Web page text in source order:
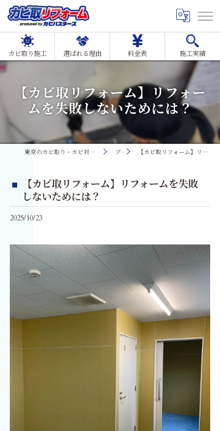
カビ取り施工 選ばれる理由 料金表 施工実績
【カビ取リフォーム】リフォー
ムを失敗しないためには？
東京のカビ取り・カビ対策ならMIST工法®カビ取リフォーム ブログ 【カビ取リフォーム】リフォームを失敗しないためには？
【カビ取リフォーム】リフォームを失敗
しないためには？
2025/10/23